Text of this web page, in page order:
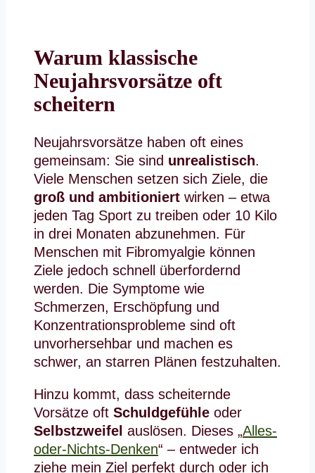
Warum klassische
Neujahrsvorsätze oft
scheitern
Neujahrsvorsätze haben oft eines
gemeinsam: Sie sind unrealistisch.
Viele Menschen setzen sich Ziele, die
groß und ambitioniert wirken – etwa
jeden Tag Sport zu treiben oder 10 Kilo
in drei Monaten abzunehmen. Für
Menschen mit Fibromyalgie können
Ziele jedoch schnell überfordernd
werden. Die Symptome wie
Schmerzen, Erschöpfung und
Konzentrationsprobleme sind oft
unvorhersehbar und machen es
schwer, an starren Plänen festzuhalten.
Hinzu kommt, dass scheiternde
Vorsätze oft Schuldgefühle oder
Selbstzweifel auslösen. Dieses „Alles-
oder-Nichts-Denken“ – entweder ich
ziehe mein Ziel perfekt durch oder ich